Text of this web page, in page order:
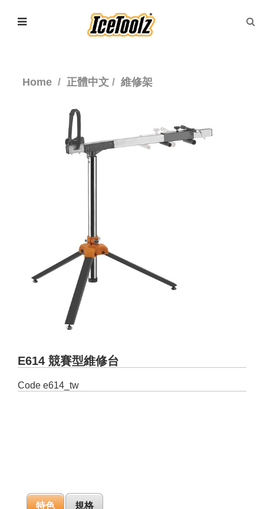
Home 正體中文 維修架
E614 競賽型維修台
Code e614_tw
特色 規格